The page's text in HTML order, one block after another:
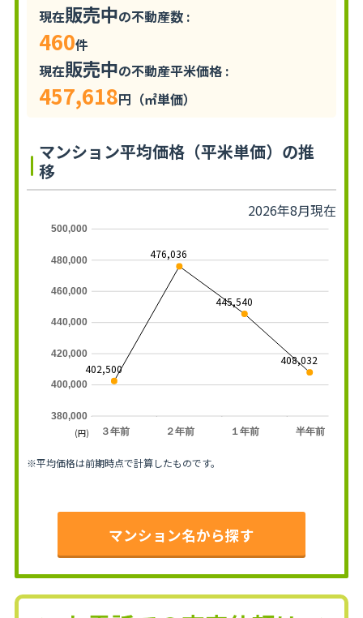
現在販売中の不動産数 :
460件
現在販売中の不動産平米価格 :
457,618円（㎡単価）
マンション平均価格（平米単価）の推
移
2026年8月現在
３年前 ２年前 １年前 半年前
380,000
400,000
420,000
440,000
460,000
480,000
500,000
402,500
476,036
445,540
408,032
(円)
※平均価格は前期時点で計算したものです。
マンション名から探す